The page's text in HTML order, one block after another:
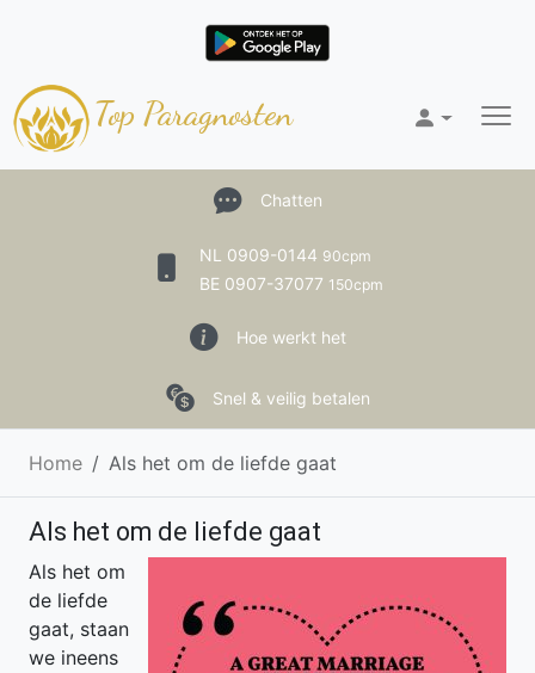
Top Paragnosten
Chatten
NL 0909-0144 90cpm
BE 0907-37077 150cpm
Hoe werkt het
Snel & veilig betalen
Home Als het om de liefde gaat
Als het om de liefde gaat
Als het om
de liefde
gaat, staan
we ineens